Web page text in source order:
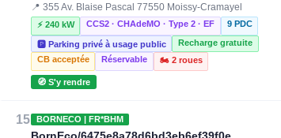
📍 355 Av. Blaise Pascal 77550 Moissy-Cramayel
⚡ 240 kW CCS2 · CHAdeMO · Type 2 · EF 9 PDC
🅿️ Parking privé à usage public
Recharge gratuite
CB acceptée
Réservable 🏍️ 2 roues
🧭 S'y rendre
15 BORNECO | FR*BHM
BornEco/6475e8a78d6bd3eb6ef39f0e